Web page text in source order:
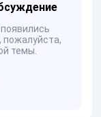
темы.